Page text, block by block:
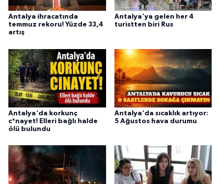
Antalya ihracatında
temmuz rekoru! Yüzde 33,4
artış
Antalya'ya gelen her 4
turistten biri Rus
Antalya'da korkunç
c*nayet! Elleri bağlı halde
ölü bulundu
Antalya'da sıcaklık artıyor:
5 Ağustos hava durumu